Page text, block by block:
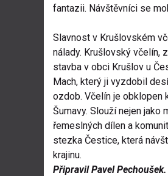
fantazii. Náv­štěvníci se
Slavnost v Krušlovském
nálady. Krušlovský včelín,
stavba v obci Krušlov u
Mach, který ji vyzdobil
ozdob. Včelín je obklopen
Šumavy. Slouží nejen jako
řemeslných dílen a
stezka Čestice, která
krajinu.
Připravil Pavel Pechoušek.